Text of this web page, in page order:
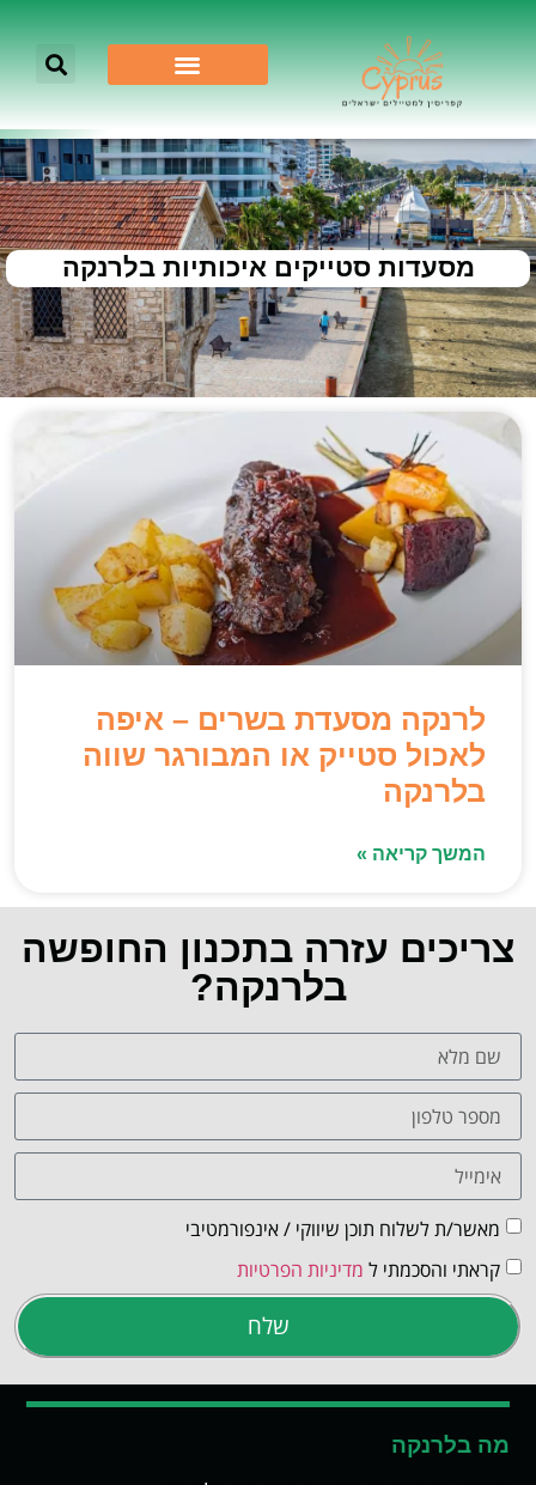
מסעדות סטייקים איכותיות בלרנקה
לרנקה מסעדת בשרים – איפה
לאכול סטייק או המבורגר שווה
בלרנקה
המשך קריאה »
צריכים עזרה בתכנון החופשה
בלרנקה?
מאשר/ת לשלוח תוכן שיווקי / אינפורמטיבי
קראתי והסכמתי ל מדיניות הפרטיות
שלח
מה בלרנקה